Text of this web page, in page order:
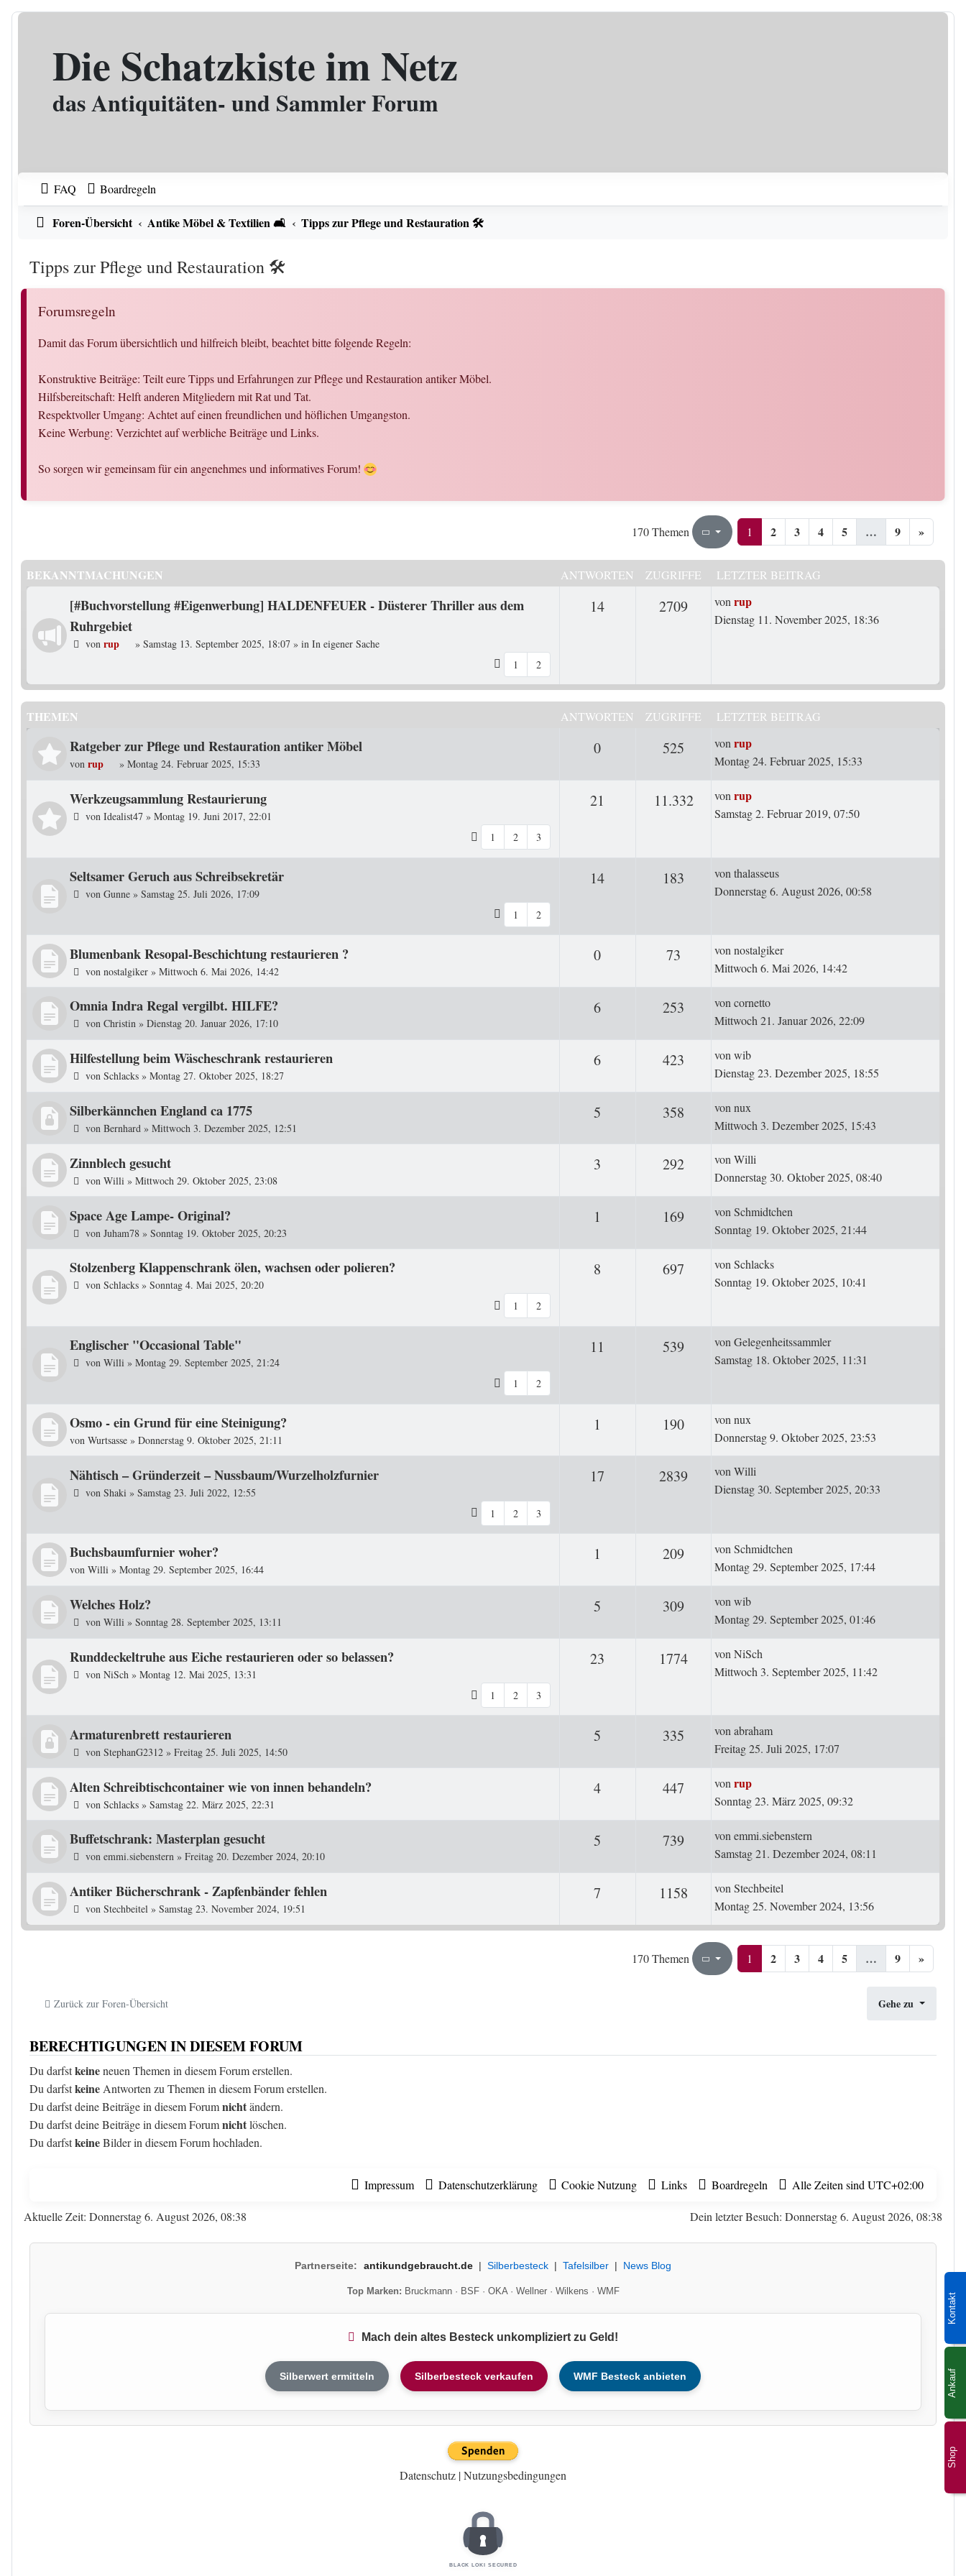
Shop
Kontakt
Ankauf
Zum Inhalt
Die Schatzkiste im Netz
das Antiquitäten- und Sammler Forum
FAQ Boardregeln
Foren-Übersicht Antike Möbel & Textilien 🛋️ Tipps zur Pflege und Restauration 🛠️
Tipps zur Pflege und Restauration 🛠️
Forumsregeln
Damit das Forum übersichtlich und hilfreich bleibt, beachtet bitte folgende Regeln:
Konstruktive Beiträge: Teilt eure Tipps und Erfahrungen zur Pflege und Restauration antiker Möbel.
Hilfsbereitschaft: Helft anderen Mitgliedern mit Rat und Tat.
Respektvoller Umgang: Achtet auf einen freundlichen und höflichen Umgangston.
Keine Werbung: Verzichtet auf werbliche Beiträge und Links.
So sorgen wir gemeinsam für ein angenehmes und informatives Forum!
170 Themen Seite1 von
1 2 3 4 5 … 9 »
BEKANNTMACHUNGEN ANTWORTEN ZUGRIFFE LETZTER BEITRAG
[#Buchvorstellung #Eigenwerbung] HALDENFEUER - Düsterer Thriller aus dem
Ruhrgebiet
von rup » Samstag 13. September 2025, 18:07 » in In eigener Sache
1
2
14Antworten2709ZugriffeLetzter Beitrag
vonrup
Dienstag 11. November 2025, 18:36
THEMEN ANTWORTEN ZUGRIFFE LETZTER BEITRAG
Ratgeber zur Pflege und Restauration antiker Möbel
von rup » Montag 24. Februar 2025, 15:33
0Antworten 525 ZugriffeLetzter Beitrag
vonrup
Montag 24. Februar 2025, 15:33
Werkzeugsammlung Restaurierung
von Idealist47 » Montag 19. Juni 2017, 22:01
1
2 3
21 Antworten11.332Zugriffe
Letzter Beitrag
vonrup
Samstag 2. Februar 2019, 07:50
Seltsamer Geruch aus Schreibsekretär
von Gunne » Samstag 25. Juli 2026, 17:09
1
2
14Antworten183 ZugriffeLetzter Beitrag
vonthalasseus
Donnerstag 6. August 2026, 00:58
Blumenbank Resopal-Beschichtung restaurieren ?
von nostalgiker » Mittwoch 6. Mai 2026, 14:42
0Antworten 73 ZugriffeLetzter Beitrag
vonnostalgiker
Mittwoch 6. Mai 2026, 14:42
Omnia Indra Regal vergilbt. HILFE?
von Christin » Dienstag 20. Januar 2026, 17:10
6Antworten 253 ZugriffeLetzter Beitrag
voncornetto
Mittwoch 21. Januar 2026, 22:09
Hilfestellung beim Wäscheschrank restaurieren
von Schlacks » Montag 27. Oktober 2025, 18:27
6Antworten 423 ZugriffeLetzter Beitrag
vonwib
Dienstag 23. Dezember 2025, 18:55
Silberkännchen England ca 1775
von Bernhard » Mittwoch 3. Dezember 2025, 12:51
5 358 ZugriffeLetzter Beitrag
vonnux
Mittwoch 3. Dezember 2025, 15:43
Zinnblech gesucht
von Willi » Mittwoch 29. Oktober 2025, 23:08
3 292ZugriffeLetzter Beitrag
vonWilli
Donnerstag 30. Oktober 2025, 08:40
Space Age Lampe- Original?
von Juham78 » Sonntag 19. Oktober 2025, 20:23
1 169 ZugriffeLetzter Beitrag
vonSchmidtchen
Sonntag 19. Oktober 2025, 21:44
Stolzenberg Klappenschrank ölen, wachsen oder polieren?
von Schlacks » Sonntag 4. Mai 2025, 20:20
1
2
8 697 ZugriffeLetzter Beitrag
vonSchlacks
Sonntag 19. Oktober 2025, 10:41
Englischer "Occasional Table"
von Willi » Montag 29. September 2025, 21:24
1
2
11 Antworten539 ZugriffeLetzter Beitrag
vonGelegenheitssammler
Samstag 18. Oktober 2025, 11:31
Osmo - ein Grund für eine Steinigung?
von Wurtsasse » Donnerstag 9. Oktober 2025, 21:11
1 190ZugriffeLetzter Beitrag
vonnux
Donnerstag 9. Oktober 2025, 23:53
Nähtisch – Gründerzeit – Nussbaum/Wurzelholzfurnier
von Shaki » Samstag 23. Juli 2022, 12:55
1
2 3
17 Antworten2839 ZugriffeLetzter Beitrag
vonWilli
Dienstag 30. September 2025, 20:33
Buchsbaumfurnier woher?
von Willi » Montag 29. September 2025, 16:44
1 209ZugriffeLetzter Beitrag
vonSchmidtchen
Montag 29. September 2025, 17:44
Welches Holz?
von Willi » Sonntag 28. September 2025, 13:11
5 309 ZugriffeLetzter Beitrag
vonwib
Montag 29. September 2025, 01:46
Runddeckeltruhe aus Eiche restaurieren oder so belassen?
von NiSch » Montag 12. Mai 2025, 13:31
1
2 3
23 Antworten1774ZugriffeLetzter Beitrag
vonNiSch
Mittwoch 3. September 2025, 11:42
Armaturenbrett restaurieren
von StephanG2312 » Freitag 25. Juli 2025, 14:50
5 335 ZugriffeLetzter Beitrag
vonabraham
Freitag 25. Juli 2025, 17:07
Alten Schreibtischcontainer wie von innen behandeln?
von Schlacks » Samstag 22. März 2025, 22:31
4Antworten 447 ZugriffeLetzter Beitrag
vonrup
Sonntag 23. März 2025, 09:32
Buffetschrank: Masterplan gesucht
von emmi.siebenstern » Freitag 20. Dezember 2024, 20:10
5 739 ZugriffeLetzter Beitrag
vonemmi.siebenstern
Samstag 21. Dezember 2024, 08:11
Antiker Bücherschrank - Zapfenbänder fehlen
von Stechbeitel » Samstag 23. November 2024, 19:51
7 Antworten1158 ZugriffeLetzter Beitrag
vonStechbeitel
Montag 25. November 2024, 13:56
170 Themen Seite1 von
1 2 3 4 5 … 9 »
Zurück zur Foren-Übersicht Gehe zu
BERECHTIGUNGEN IN DIESEM FORUM
Du darfstkeineneuen Themen in diesem Forum erstellen.
Du darfstkeine Antworten zu Themen in diesem Forum erstellen.
Du darfst deine Beiträge in diesem Forumnichtändern.
Du darfst deine Beiträge in diesem Forumnichtlöschen.
Du darfstkeineBilder in diesem Forum hochladen.
Impressum Datenschutzerklärung Cookie Nutzung Links Boardregeln Alle Zeiten sind UTC+02:00
Dein letzter Besuch: Donnerstag 6. August 2026, 08:38
Aktuelle Zeit: Donnerstag 6. August 2026, 08:38
Partnerseite: antikundgebraucht.de | Silberbesteck | Tafelsilber | News Blog
Top Marken: Bruckmann· BSF· OKA· Wellner· Wilkens · WMF
Mach dein altes Besteck unkompliziert zu Geld!
Silberwert ermitteln Silberbesteck verkaufen WMF Besteck anbieten
Datenschutz |Nutzungsbedingungen
BLACK LOKI SECURED